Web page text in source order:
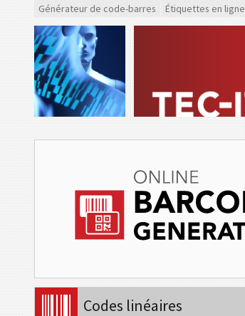
Générateur de code-barres Étiquettes en ligne
Codes linéaires